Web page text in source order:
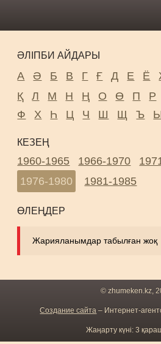
ӘЛІПБИ АЙДАРЫ
А Ә Б В Г Ғ Д Е Ё
Қ
Л М Н Ң О Ө П Р
Ф
Х Һ Ц Ч Ш Щ Ъ
КЕЗЕҢ
1960-1965 1966-1970
1976-1980
1981-1985
ӨЛЕҢДЕР
Жарияланымдар табылған жоқ
© zhumeken.kz,
Создание сайта – Интернет-
Жаңарту күні: 3